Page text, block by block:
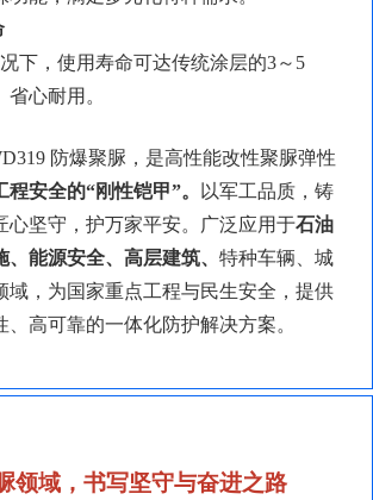
下，使用寿命可达传统涂层的3～5
心耐用。
防爆聚脲，是高性能改性聚脲弹性
程安全的“刚性铠甲”。
以军工品质，铸
心坚守，护万家平安。广泛应用于石油
能源安全、高层建筑、 特种车辆、城
域，为国家重点工程与民生安全，提供
、高可靠的一体化防护解决方案。
领域，书写坚守与奋进之路